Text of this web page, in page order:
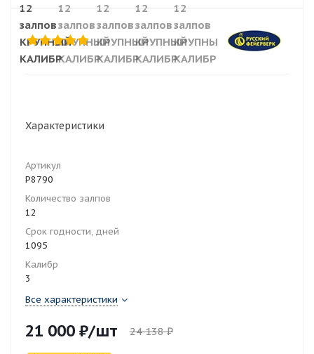
Характеристики
Артикул
Р8790
Количество залпов
12
Срок годности, дней
1095
Калибр
3
Все характеристики
21 000 ₽/шт 24 138₽